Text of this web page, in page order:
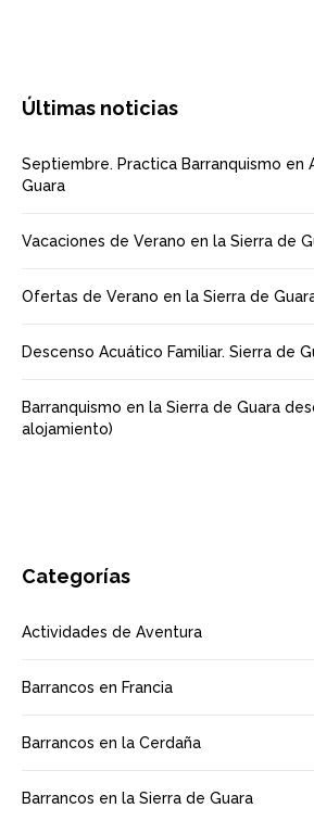
Últimas noticias
Septiembre. Practica Barranquismo en
Guara
Vacaciones de Verano en la Sierra de
Ofertas de Verano en la Sierra de
Descenso Acuático Familiar. Sierra de
Barranquismo en la Sierra de Guara
alojamiento)
Categorías
Actividades de Aventura
Barrancos en Francia
Barrancos en la Cerdaña
Barrancos en la Sierra de Guara